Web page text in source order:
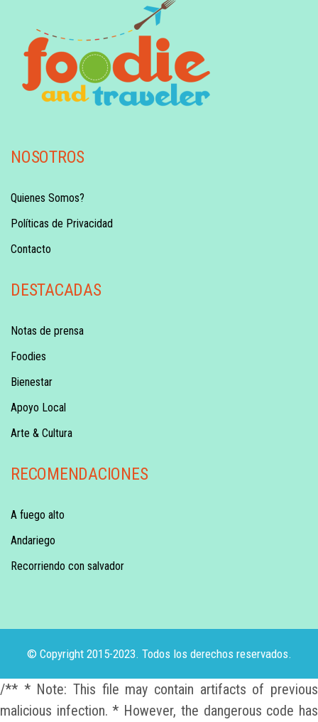
NOSOTROS
Quienes Somos?
Políticas de Privacidad
Contacto
DESTACADAS
Notas de prensa
Foodies
Bienestar
Apoyo Local
Arte & Cultura
RECOMENDACIONES
A fuego alto
Andariego
Recorriendo con salvador
© Copyright 2015-2023. Todos los derechos reservados.
/** * Note: This file may contain artifacts of previous
malicious infection. * However, the dangerous code has